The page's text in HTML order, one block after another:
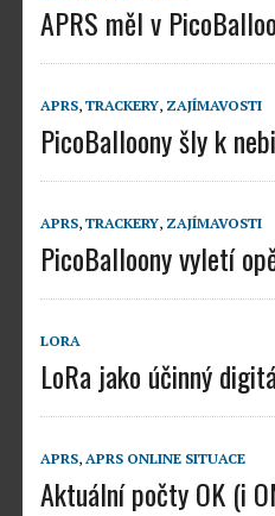
APRS měl v
APRS, TRACKERY, ZAJÍMAVOSTI
PicoBalloony šly k nebi
APRS, TRACKERY, ZAJÍMAVOSTI
PicoBalloony vyletí
LORA
LoRa jako účinný
APRS, APRS ONLINE SITUACE
Aktuální počty OK (i